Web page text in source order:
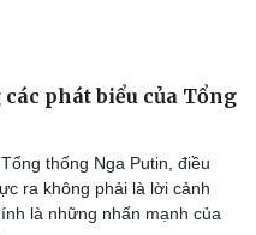
phát biểu của Tổng
thống Nga Putin, điều
ra không phải là lời cảnh
là những nhấn mạnh của